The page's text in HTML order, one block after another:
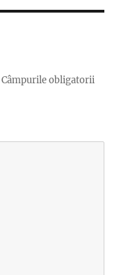
Câmpurile obligatorii